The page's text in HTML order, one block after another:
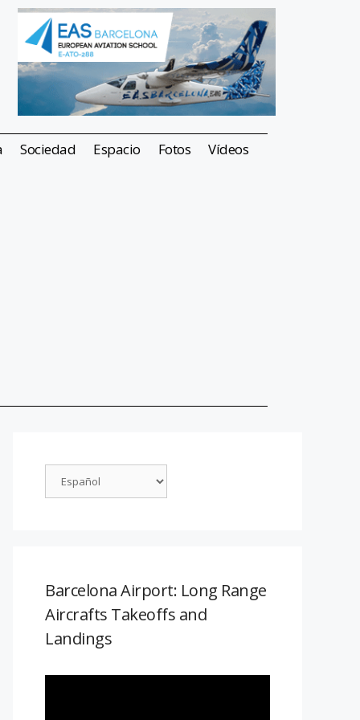
Sociedad Espacio Fotos Vídeos
Barcelona Airport: Long Range
Aircrafts Takeoffs and
Landings